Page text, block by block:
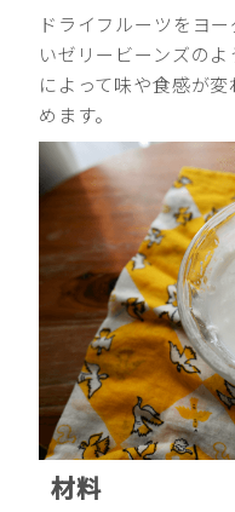
ドライフルーツをヨ
いゼリービーンズの
によって味や食感が
めます。
材料